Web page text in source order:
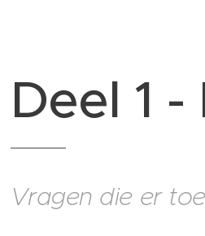
Deel 1
Vragen die er